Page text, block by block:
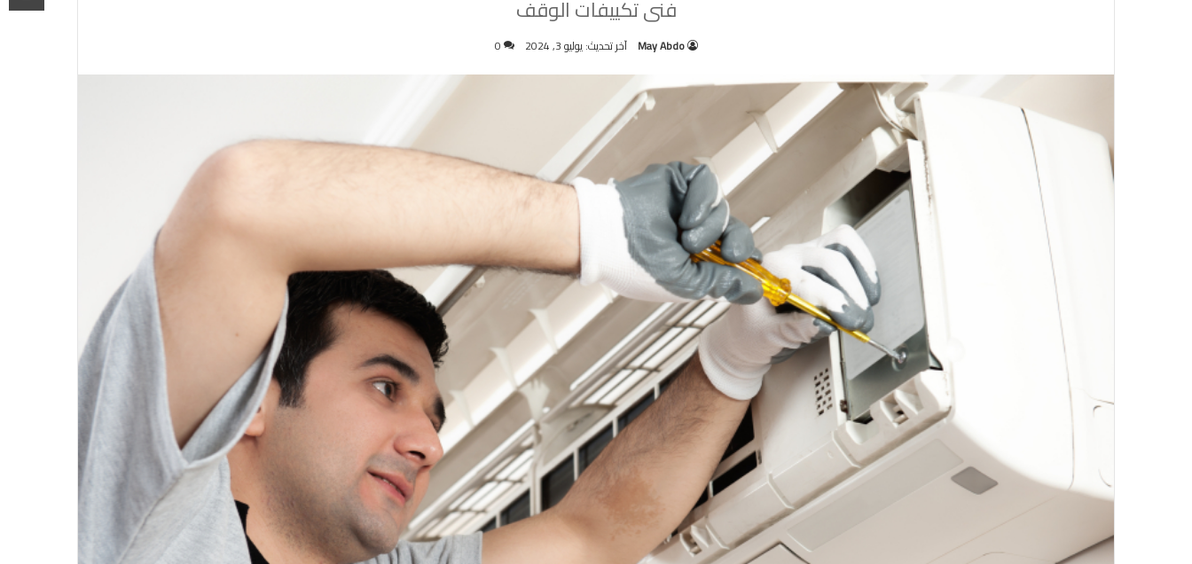
فنى تكييفات الوقف
May Abdo آخر تحديث: يوليو 3, 2024 0